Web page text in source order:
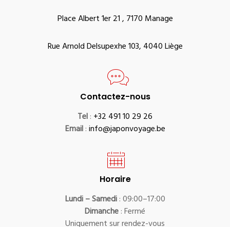
Place Albert 1er 21 , 7170 Manage
Rue Arnold Delsupexhe 103, 4040 Liège
Contactez-nous
Tel: +32 491 10 29 26
Email:info@japonvoyage.be
Horaire
Lundi – Samedi: 09:00–17:00
Dimanche: Fermé